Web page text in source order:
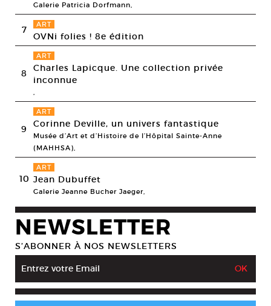
Galerie Patricia Dorfmann,
7 ART
OVNi folies ! 8e édition
8
ART
Charles Lapicque. Une collection privée
inconnue
,
9
ART
Corinne Deville, un univers fantastique
Musée d’Art et d’Histoire de l’Hôpital Sainte-Anne
(MAHHSA),
10
ART
Jean Dubuffet
Galerie Jeanne Bucher Jaeger,
NEWSLETTER
S’ABONNER À NOS NEWSLETTERS